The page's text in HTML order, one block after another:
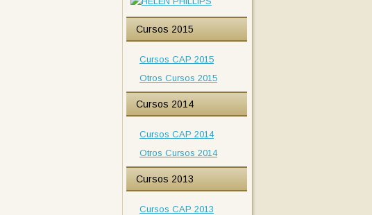
Cursos 2015
Cursos CAP 2015
Otros Cursos 2015
Cursos 2014
Cursos CAP 2014
Otros Cursos 2014
Cursos 2013
Cursos CAP 2013